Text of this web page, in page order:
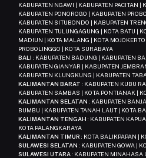
KABUPATEN NGAWI | KABUPATEN PACITAN |
KABUPATEN PONOROGO | KABUPATEN
KABUPATEN SITUBONDO | KABUPATEN
KABUPATEN TULUNGAGUNG | KOTA BATU |
MADIUN | KOTA MALANG | KOTA
PROBOLINGGO | KOTA SURABAYA
BALI : KABUPATEN BADUNG | KABUPATEN
KABUPATEN GIANYAR | KABUPATEN
KABUPATEN KLUNGKUNG | KABUPATEN
KALIMANTAN BARAT : KABUPATEN KUBU
KABUPATEN SAMBAS | KOTA PONTIANAK |
KALIMANTAN SELATAN : KABUPATEN
BUMBU | KABUPATEN TANAH LAUT | KOTA
KALIMANTAN TENGAH : KABUPATEN
KOTA PALANGKARAYA
KALIMANTAN TIMUR : KOTA BALIKPAPAN |
SULAWESI SELATAN : KABUPATEN GOWA |
SULAWESI UTARA: KABUPATEN MINAHASA